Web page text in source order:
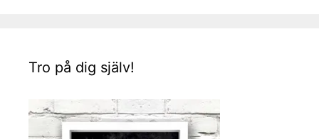
Tro på dig själv!